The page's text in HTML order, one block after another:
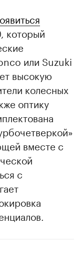
который
или Suzuki
высокую
колесных
оптику
вместе с
с